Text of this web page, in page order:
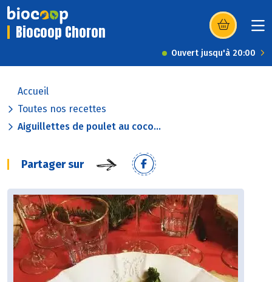
Biocoop Choron (s’ouvre dans
Ouvert jusqu'à 20:00
Accueil
Toutes nos recettes
Aiguillettes de poulet au coco...
Partager sur